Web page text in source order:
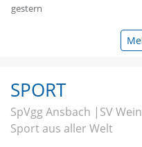
gestern
SPORT
SpVgg Ansbach SV
Sport aus aller Welt